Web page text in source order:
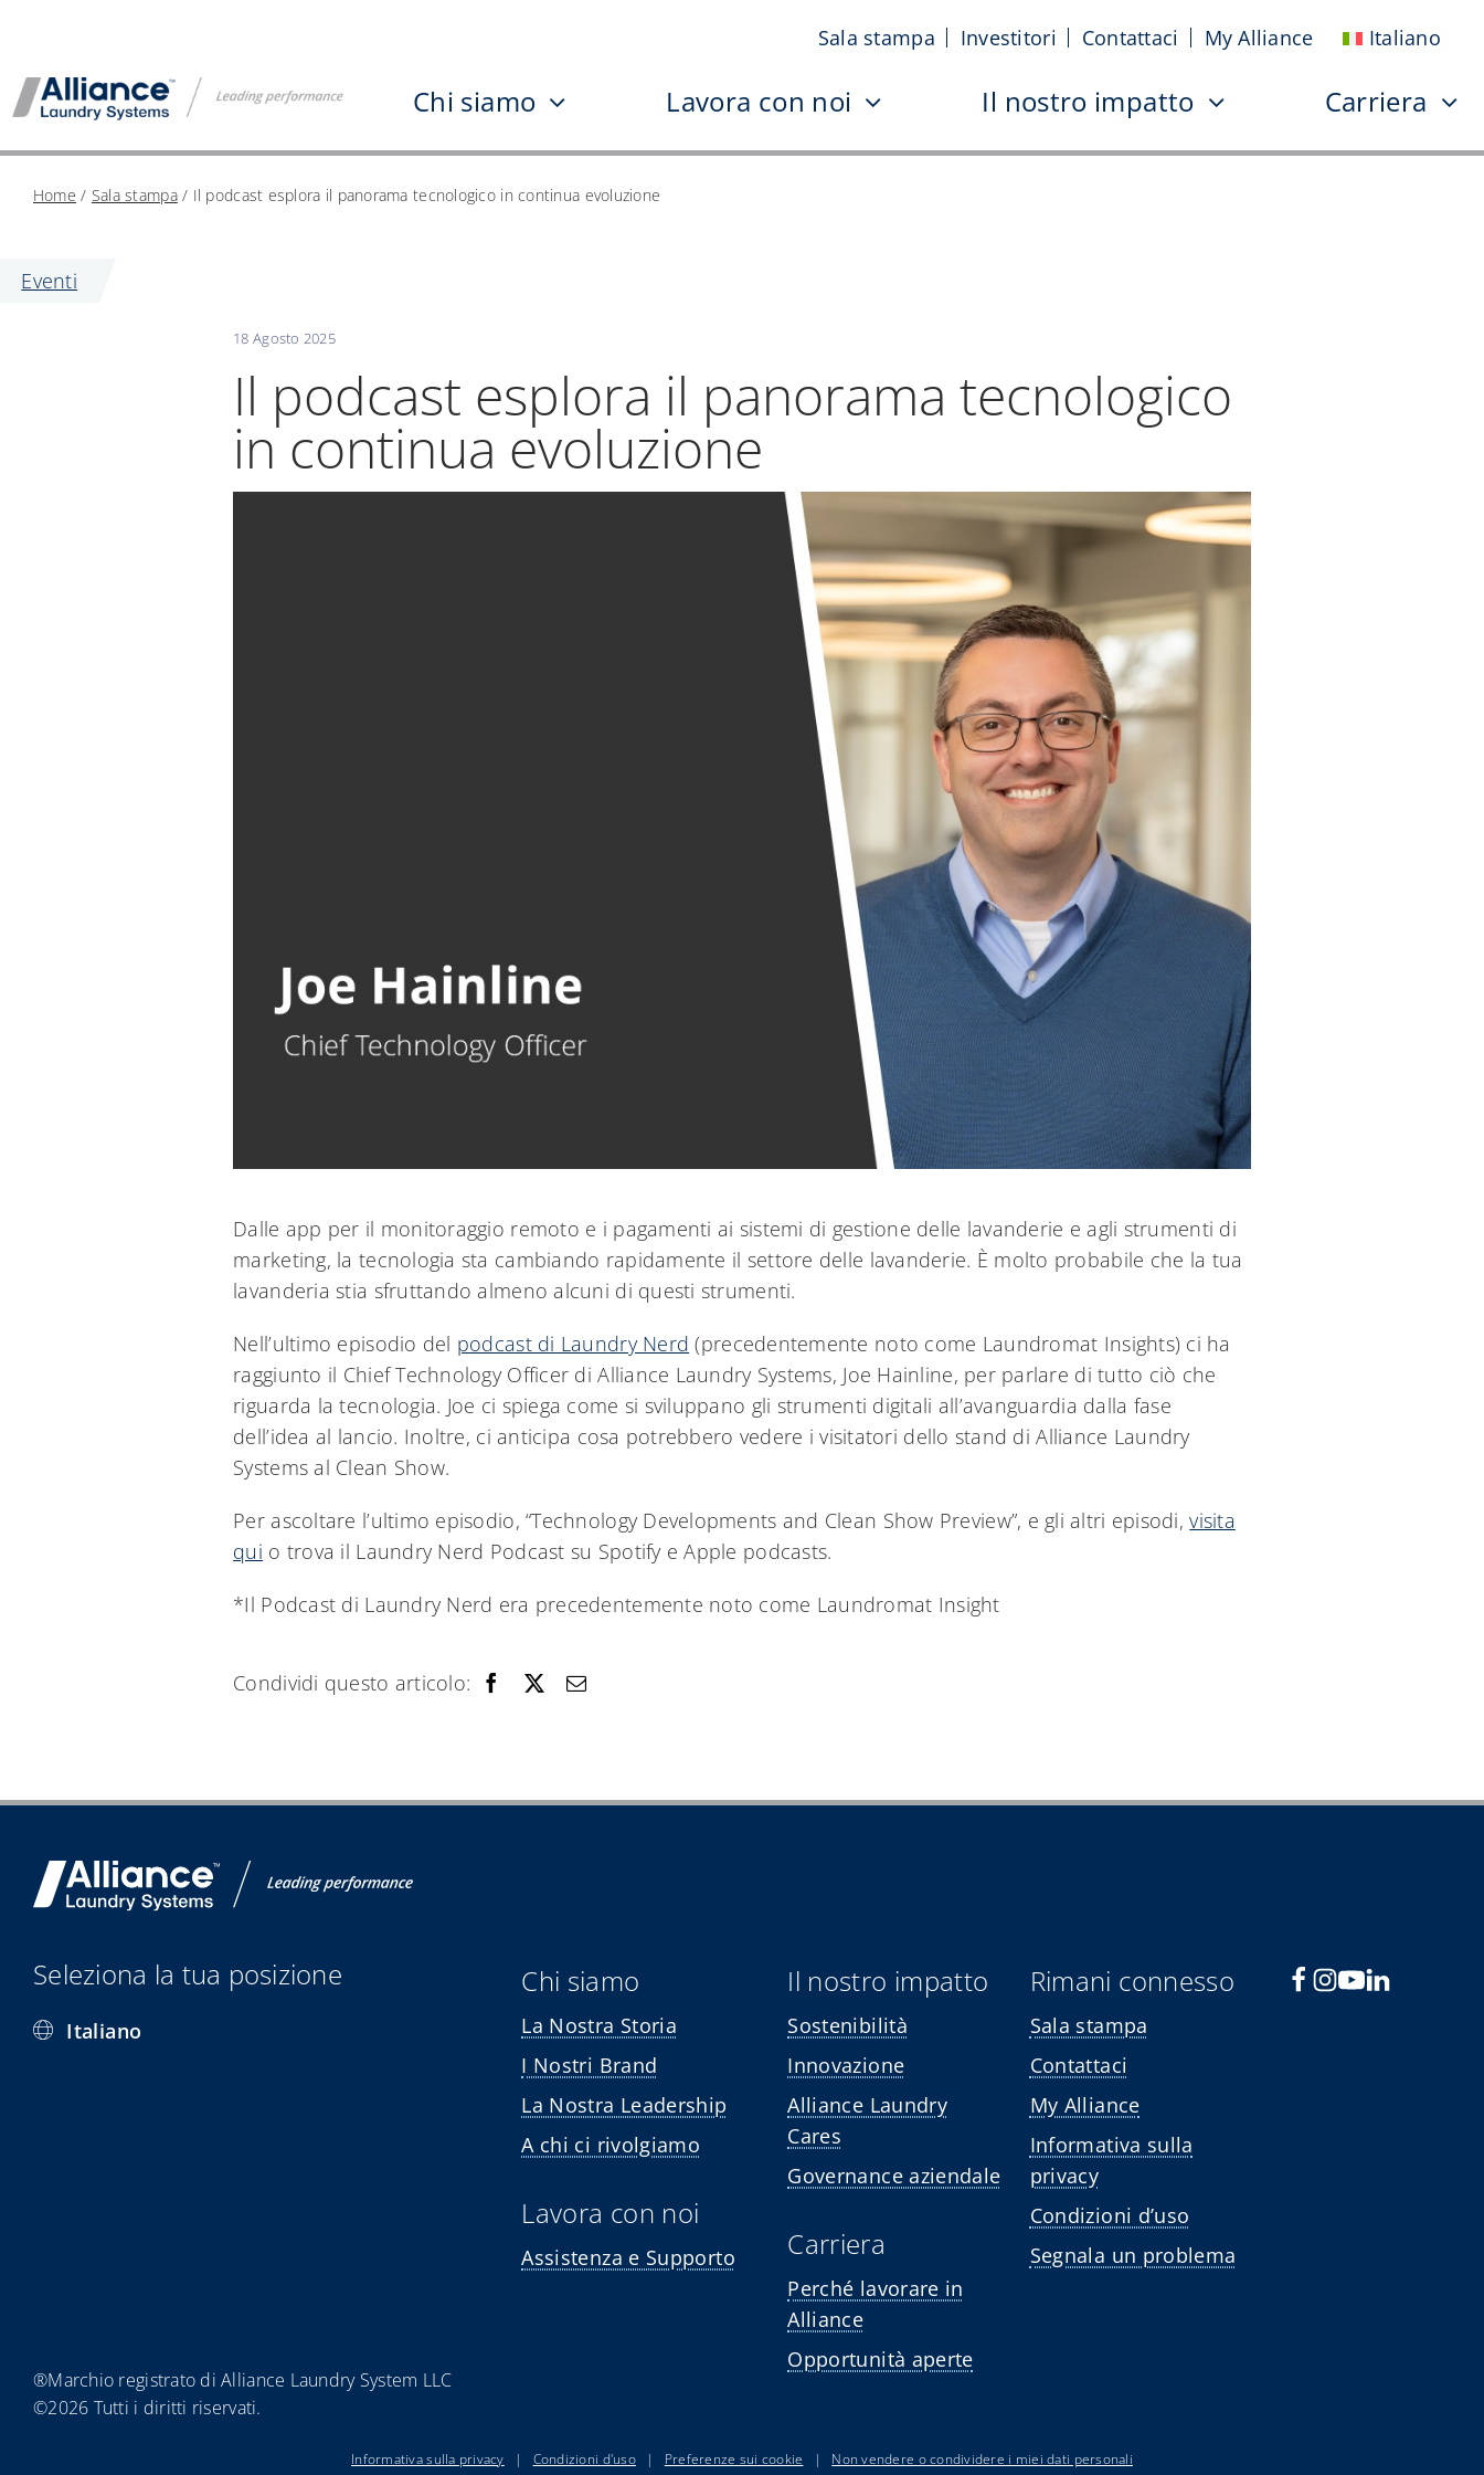
contenuto
Sala stampa Investitori Contattaci My Alliance Italiano
Chi siamo Lavora con noi Il nostro impatto Carriera
Home / Sala stampa/ Il podcast esplora il panorama tecnologico in continua evoluzione
Eventi
18 Agosto 2025
Il podcast esplora il panorama tecnologico
in continua evoluzione
Dalle app per il monitoraggio remoto e i pagamenti ai sistemi di gestione delle lavanderie e agli strumenti di
marketing, la tecnologia sta cambiando rapidamente il settore delle lavanderie. È molto probabile che la tua
lavanderia stia sfruttando almeno alcuni di questi strumenti.
Nell’ultimo episodio del podcast di Laundry Nerd (precedentemente noto come Laundromat Insights) ci ha
raggiunto il Chief Technology Officer di Alliance Laundry Systems, Joe Hainline, per parlare di tutto ciò che
riguarda la tecnologia. Joe ci spiega come si sviluppano gli strumenti digitali all’avanguardia dalla fase
dell’idea al lancio. Inoltre, ci anticipa cosa potrebbero vedere i visitatori dello stand di Alliance Laundry
Systems al Clean Show.
Per ascoltare l’ultimo episodio, “Technology Developments and Clean Show Preview”, e gli altri episodi,visita
qui o trova il Laundry Nerd Podcast su Spotify e Apple podcasts.
*Il Podcast di Laundry Nerd era precedentemente noto come Laundromat Insight
Condividi questo articolo:
Seleziona la tua posizione
Italiano
Chi siamo
La Nostra Storia
I Nostri Brand
La Nostra Leadership
A chi ci rivolgiamo
Lavora con noi
Assistenza e Supporto
Il nostro impatto
Sostenibilità
Innovazione
Alliance Laundry
Cares
Governance aziendale
Carriera
Perché lavorare in
Alliance
Opportunità aperte
Rimani connesso
Sala stampa
Contattaci
My Alliance
Informativa sulla
privacy
Condizioni d’uso
Segnala un problema
®Marchio registrato di Alliance Laundry System LLC
©2026 Tutti i diritti riservati.
Informativa sulla privacy | Condizioni d'uso | Preferenze sui cookie | Non vendere o condividere i miei dati personali